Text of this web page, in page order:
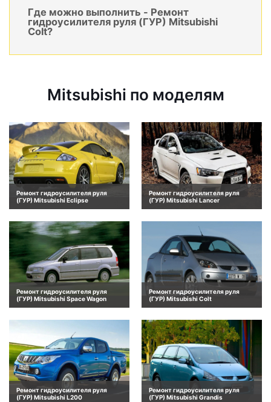
Где можно выполнить - Ремонт
гидроусилителя руля (ГУР) Mitsubishi
Colt?
Mitsubishi по моделям
Ремонт гидроусилителя руля
(ГУР) Mitsubishi Eclipse
Ремонт гидроусилителя руля
(ГУР) Mitsubishi Lancer
Ремонт гидроусилителя руля
(ГУР) Mitsubishi Space Wagon
Ремонт гидроусилителя руля
(ГУР) Mitsubishi Colt
Ремонт гидроусилителя руля
(ГУР) Mitsubishi L200
Ремонт гидроусилителя руля
(ГУР) Mitsubishi Grandis